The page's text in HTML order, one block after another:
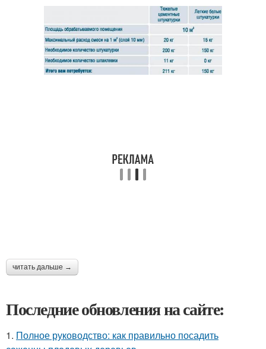
читать дальше →
Последние обновления на сайте:
1. Полное руководство: как правильно посадить